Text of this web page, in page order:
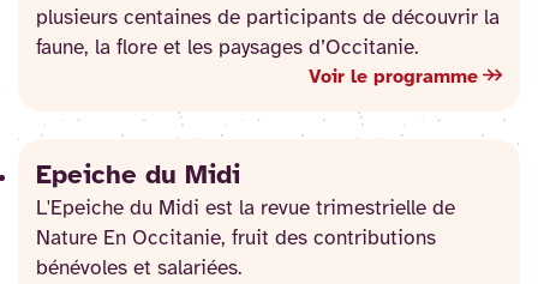
plusieurs centaines de participants de découvrir la
faune, la flore et les paysages d’Occitanie.
Voir le programme
Epeiche du Midi
L'Epeiche du Midi est la revue trimestrielle de
Nature En Occitanie, fruit des contributions
bénévoles et salariées.